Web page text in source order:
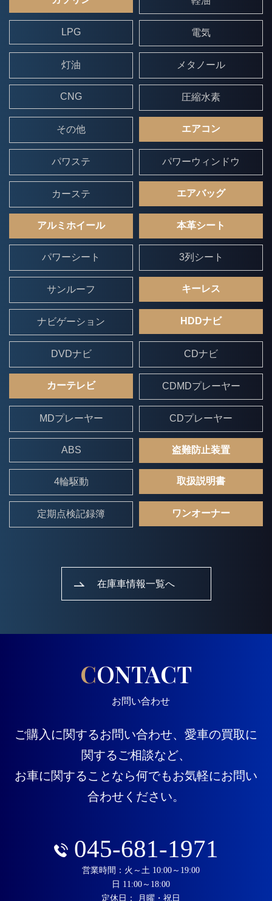
LPG 電気
灯油 メタノール
CNG 圧縮水素
その他 エアコン
パワステ パワーウィンドウ
カーステ エアバッグ
アルミホイール 本革シート
パワーシート 3列シート
サンルーフ キーレス
ナビゲーション HDDナビ
DVDナビ CDナビ
カーテレビ CDMDプレーヤー
MDプレーヤー CDプレーヤー
ABS 盗難防止装置
4輪駆動 取扱説明書
定期点検記録簿 ワンオーナー
在庫車情報一覧へ
CONTACT
お問い合わせ
ご購入に関するお問い合わせ、愛車の買取に
関するご相談など、
お車に関することなら何でもお気軽にお問い
合わせください。
045-681-1971
営業時間：火～土 10:00～19:00
日 11:00～18:00
定休日： 月曜・祝日